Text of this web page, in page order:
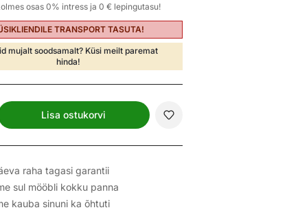
osas 0% intress ja 0 € lepingutasu!
TRANSPORT TASUTA!
mujalt soodsamalt? Küsi meilt paremat
hinda!
Lisa ostukorvi
raha tagasi garantii
sul mööbli kokku panna
kauba sinuni ka õhtuti